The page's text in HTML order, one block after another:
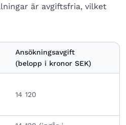
är avgiftsfria, vilket
Ansökningsavgift
(belopp i kronor SEK)
14 120